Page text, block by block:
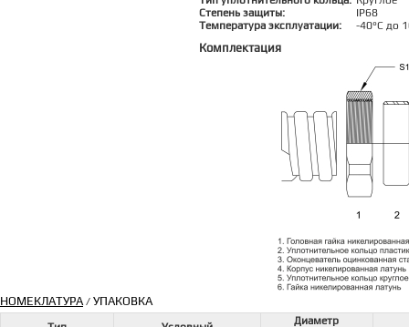
Степень защиты:
IP68
Температура эксплуатации:
-40°C до
Комплектация
НОМЕКЛАТУРА/ УПАКОВКА
Диаметр